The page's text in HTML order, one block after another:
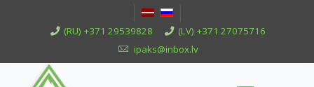
(RU) +371 29539828
(LV) +371 27075716
ipaks@inbox.lv